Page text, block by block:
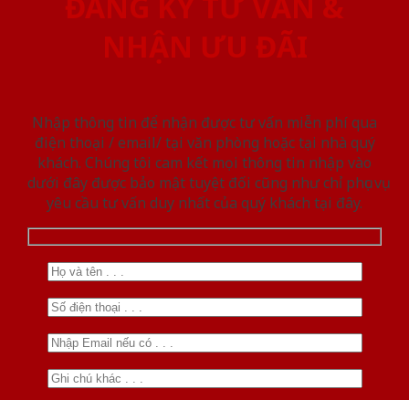
NHẬN ƯU ĐÃI
Nhập thông tin để nhận được tư vấn miễn phí qua
điện thoại / email/ tại văn phòng hoặc tại nhà quý
khách. Chúng tôi cam kết mọi thông tin nhập vào
dưới đây được bảo mật tuyệt đối cũng như chỉ phục vụ
yêu cầu tư vấn duy nhất của quý khách tại đây.